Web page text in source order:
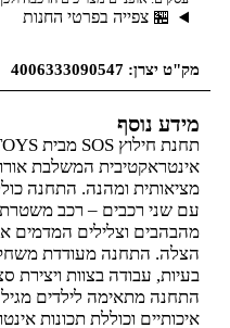
🏪 צפייה בפרטי החנות
מק"ט יצרן: 4006333090547
מידע נוסף
אינטראקטיבית המשלבת
מציאותית ומהנה. התחנה
עם שני רכבים – רכב משטרתי
מהבהבים וצלילים המדמים
הצלה. התחנה מעודדת משחקי
בעיות, עבודה בצוות ויצירת
איכותיים וכוללת תכונות